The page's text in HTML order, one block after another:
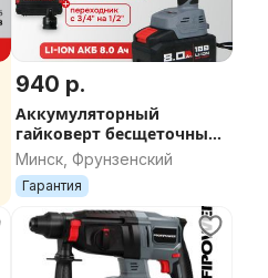
940 р.
Аккумуляторный
гайковерт бесщеточный
ударный ProfiPower T-
2000N (Li-ion-1шт, 8.0Ач,
2000Нм)
Минск, Фрунзенский
Гарантия